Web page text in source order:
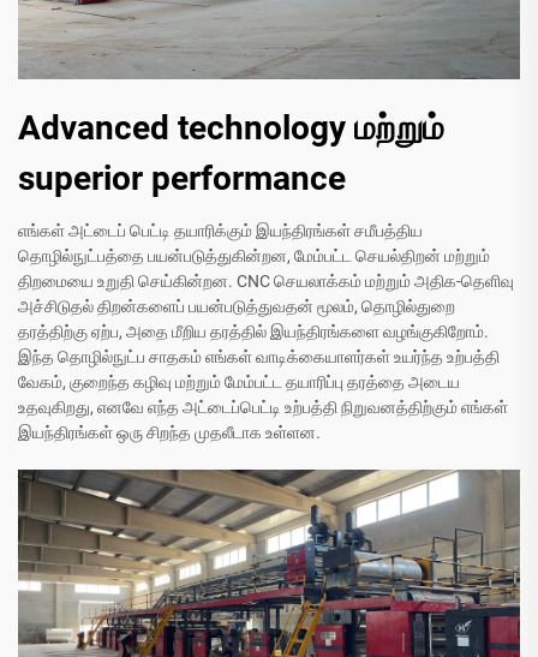
Advanced technology மற்றும்
superior performance
எங்கள் அட்டைப் பெட்டி தயாரிக்கும் இயந்திரங்கள் சமீபத்திய
தொழில்நுட்பத்தை பயன்படுத்துகின்றன, மேம்பட்ட செயல்திறன் மற்றும்
திறமையை உறுதி செய்கின்றன. CNC செயலாக்கம் மற்றும் அதிக-தெளிவு
அச்சிடுதல் திறன்களைப் பயன்படுத்துவதன் மூலம், தொழில்துறை
தரத்திற்கு ஏற்ப, அதை மீறிய தரத்தில் இயந்திரங்களை வழங்குகிறோம்.
இந்த தொழில்நுட்ப சாதகம் எங்கள் வாடிக்கையாளர்கள் உயர்ந்த உற்பத்தி
வேகம், குறைந்த கழிவு மற்றும் மேம்பட்ட தயாரிப்பு தரத்தை அடைய
உதவுகிறது, எனவே எந்த அட்டைப்பெட்டி உற்பத்தி நிறுவனத்திற்கும் எங்கள்
இயந்திரங்கள் ஒரு சிறந்த முதலீடாக உள்ளன.